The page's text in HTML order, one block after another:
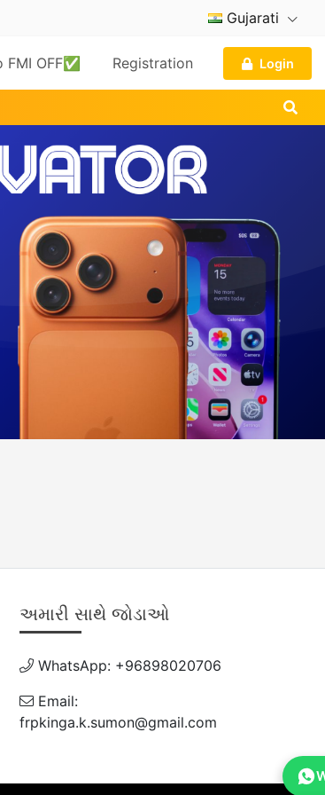
Gujarati
FMI OFF✅ Registration Login
અમારી સાથે જોડાઓ
WhatsApp: +96898020706
Email:
frpkinga.k.sumon@gmail.com